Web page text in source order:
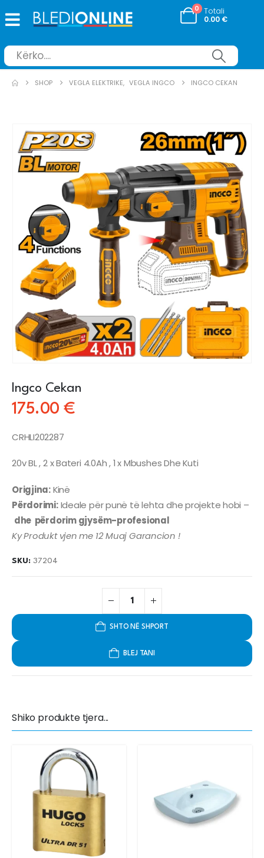
0 Totali
0.00 €
SHOP VEGLA ELEKTRIKE, VEGLA INGCO INGCO CEKAN
Ingco Cekan
175.00 €
CRHLI202287
20v BL , 2 x Bateri 4.0Ah , 1 x Mbushes Dhe Kuti
Origjina:Kinë
Përdorimi:Ideale për punë të lehta dhe projekte hobi –
dhe përdorim gjysëm-profesional
Ky Produkt vjen me 12 Muaj Garancion !
SKU: 37204
SHTO NË SHPORT
BLEJ TANI
Shiko produkte tjera...